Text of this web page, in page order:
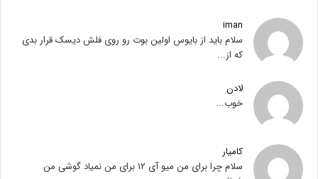
iman
سلام باید از بایوس اولین بوت رو روی فلش دیسک قرار بدی
که از...
لادن
خوب...
کامیار
سلام چرا برای من میو آی ۱۲ برای من نمیاد گوشی من